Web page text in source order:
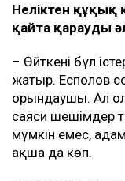
Неліктен құқық
қайта қарауды
– Өйткені бұл
жатыр. Есполов
орындаушы. Ал
саяси шешімдер
мүмкін емес,
ақша да көп.